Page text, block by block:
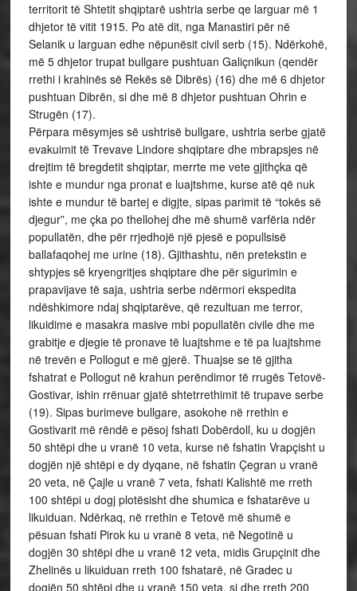
territorit të Shtetit shqiptarë ushtria serbe qe larguar më 1
dhjetor të vitit 1915. Po atë dit, nga Manastiri për në
Selanik u larguan edhe nëpunësit civil serb (15). Ndërkohë,
më 5 dhjetor trupat bullgare pushtuan Galiçnikun (qendër
rrethi i krahinës së Rekës së Dibrës) (16) dhe më 6 dhjetor
pushtuan Dibrën, si dhe më 8 dhjetor pushtuan Ohrin e
Strugën (17).
Përpara mësymjes së ushtrisë bullgare, ushtria serbe gjatë
evakuimit të Trevave Lindore shqiptare dhe mbrapsjes në
drejtim të bregdetit shqiptar, merrte me vete gjithçka që
ishte e mundur nga pronat e luajtshme, kurse atë që nuk
ishte e mundur të bartej e digjte, sipas parimit të “tokës së
djegur”, me çka po thellohej dhe më shumë varfëria ndër
popullatën, dhe për rrjedhojë një pjesë e popullsisë
ballafaqohej me urine (18). Gjithashtu, nën pretekstin e
shtypjes së kryengritjes shqiptare dhe për sigurimin e
prapavijave të saja, ushtria serbe ndërmori ekspedita
ndëshkimore ndaj shqiptarëve, që rezultuan me terror,
likuidime e masakra masive mbi popullatën civile dhe me
grabitje e djegie të pronave të luajtshme e të pa luajtshme
në trevën e Pollogut e më gjerë. Thuajse se të gjitha
fshatrat e Pollogut në krahun perëndimor të rrugës Tetovë-
Gostivar, ishin rrënuar gjatë shtetrrethimit të trupave serbe
(19). Sipas burimeve bullgare, asokohe në rrethin e
Gostivarit më rëndë e pësoj fshati Dobërdoll, ku u dogjën
50 shtëpi dhe u vranë 10 veta, kurse në fshatin Vrapçisht u
dogjën një shtëpi e dy dyqane, në fshatin Çegran u vranë
20 veta, në Çajle u vranë 7 veta, fshati Kalishtë me rreth
100 shtëpi u dogj plotësisht dhe shumica e fshatarëve u
likuiduan. Ndërkaq, në rrethin e Tetovë më shumë e
pësuan fshati Pirok ku u vranë 8 veta, në Negotinë u
dogjën 30 shtëpi dhe u vranë 12 veta, midis Grupçinit dhe
Zhelinës u likuiduan rreth 100 fshatarë, në Gradec u
dogjën 50 shtëpi dhe u vranë 150 veta, si dhe rreth 200